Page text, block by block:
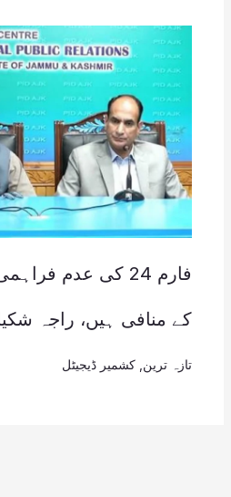
فارم 24 کی عدم
کے منافی ہیں، راجہ
تازہ ترین کشمیر ڈیجیٹل